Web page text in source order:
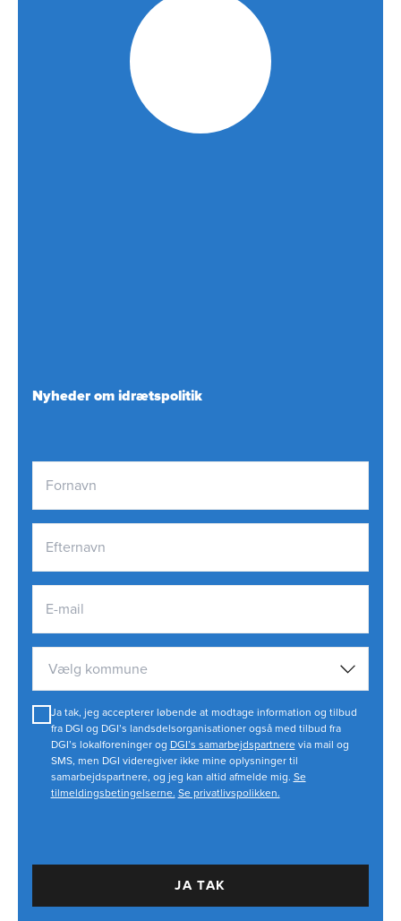
Nyheder om idrætspolitik
Vælg kommune
Ja tak, jeg accepterer løbende at modtage information og tilbud
fra DGI og DGI’s landsdelsorganisationer også med tilbud fra
DGI’s lokalforeninger og DGI’s samarbejdspartnerevia mail og
SMS, men DGI videregiver ikke mine oplysninger til
samarbejdspartnere, og jeg kan altid afmelde mig. Se
tilmeldingsbetingelserne. Se privatlivspolikken.
JA TAK